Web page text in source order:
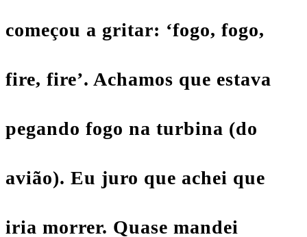
começou a gritar: ‘fogo, fogo,
fire, fire’. Achamos que estava
pegando fogo na turbina (do
avião). Eu juro que achei que
iria morrer. Quase mandei